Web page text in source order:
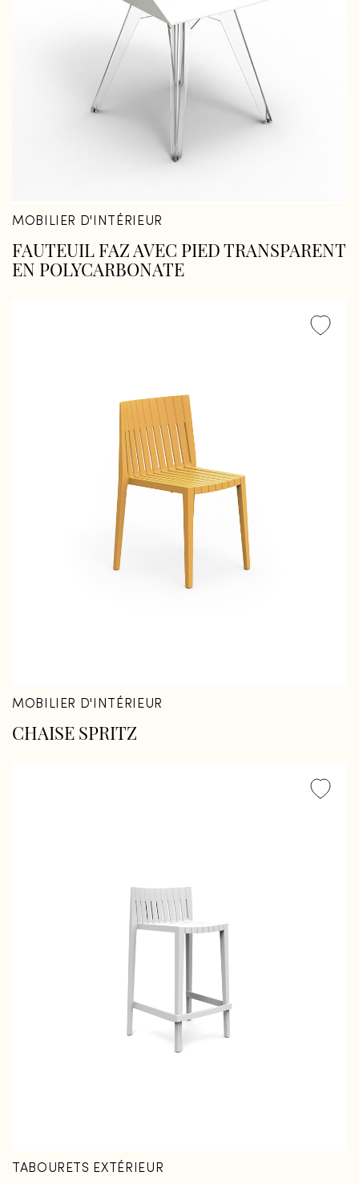
Fermer
Fermer
MOBILIER D'INTÉRIEUR
FAUTEUIL FAZ AVEC PIED TRANSPARENT
EN POLYCARBONATE
MOBILIER D'INTÉRIEUR
CHAISE SPRITZ
TABOURETS EXTÉRIEUR